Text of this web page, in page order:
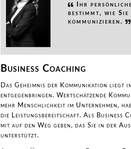
Ihr
bestimmt, wie
kommunizieren.
Business Coaching
Das Geheimnis der Kommunikation liegt
entgegenbringen. Wertschätzende
mehr Menschlichkeit im Unternehmen,
die Leistungsbereitschaft. Als Business
mit auf den Weg geben, das Sie in der
unterstützt.